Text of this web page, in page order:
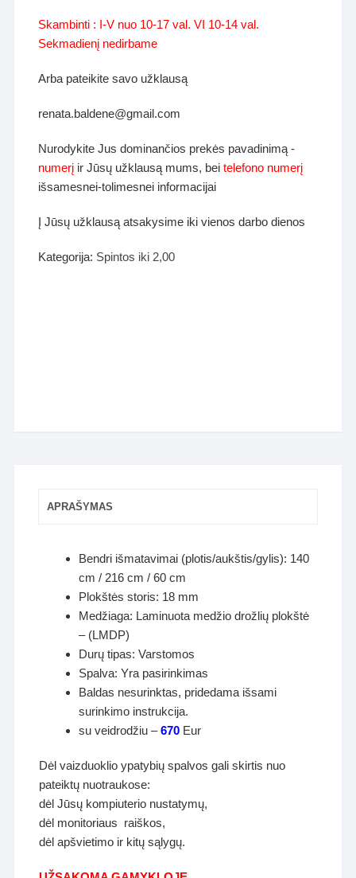
Skambinti : I-V nuo 10-17 val. VI 10-14 val.
Sekmadienį nedirbame
Arba pateikite savo užklausą
renata.baldene@gmail.com
Nurodykite Jus dominančios prekės pavadinimą -
numerį ir Jūsų užklausą mums, beitelefono numerį
išsamesnei-tolimesnei informacijai
Į Jūsų užklausą atsakysime iki vienos darbo dienos
Kategorija: Spintos iki 2,00
APRAŠYMAS
Bendri išmatavimai (plotis/aukštis/gylis): 140
cm / 216 cm / 60 cm
Plokštės storis: 18 mm
Medžiaga: Laminuota medžio drožlių plokštė
– (LMDP)
Durų tipas: Varstomos
Spalva: Yra pasirinkimas
Baldas nesurinktas, pridedama išsami
surinkimo instrukcija.
su veidrodžiu –670 Eur
Dėl vaizduoklio ypatybių spalvos gali skirtis nuo
pateiktų nuotraukose:
dėl Jūsų kompiuterio nustatymų,
dėl monitoriaus raiškos,
dėl apšvietimo ir kitų sąlygų.